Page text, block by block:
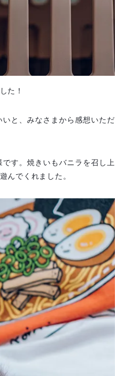
た！
と、みなさまから感想いただ
す。焼きいもバニラを召し上
んでくれました。